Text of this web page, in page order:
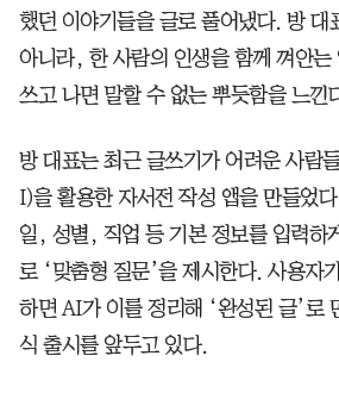
했던 이야기들을 글로 풀어냈다. 방 대
아니라, 한 사람의 인생을 함께 껴안
쓰고 나면 말할 수 없는 뿌듯함을 느낀
방 대표는 최근 글쓰기가 어려운 사람
I)을 활용한 자서전 작성 앱을 만들었
일, 성별, 직업 등 기본 정보를 입력하
로 ‘맞춤형 질문’을 제시한다. 사용자
하면 AI가 이를 정리해 ‘완성된 글’로
식 출시를 앞두고 있다.